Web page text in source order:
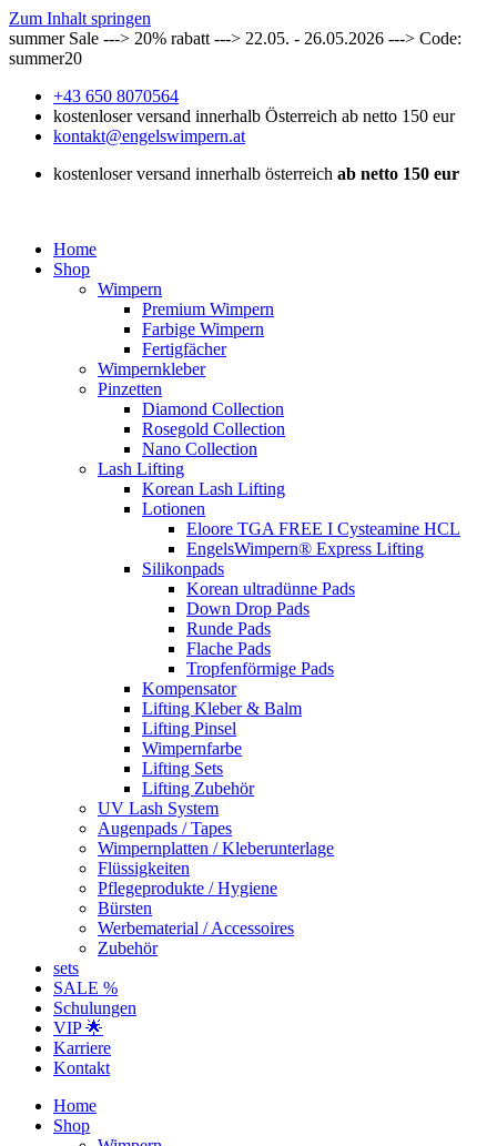
Zum Inhalt springen
summer Sale ---> 20% rabatt ---> 22.05. - 26.05.2026 ---> Code:
summer20
+43 650 8070564
kostenloser versand innerhalb Österreich ab netto 150 eur
kontakt@engelswimpern.at
kostenloser versand innerhalb österreich ab netto 150 eur
Home
Shop
Wimpern
Premium Wimpern
Farbige Wimpern
Fertigfächer
Wimpernkleber
Pinzetten
Diamond Collection
Rosegold Collection
Nano Collection
Lash Lifting
Korean Lash Lifting
Lotionen
Eloore TGA FREE I Cysteamine HCL
EngelsWimpern® Express Lifting
Silikonpads
Korean ultradünne Pads
Down Drop Pads
Runde Pads
Flache Pads
Tropfenförmige Pads
Kompensator
Lifting Kleber & Balm
Lifting Pinsel
Wimpernfarbe
Lifting Sets
Lifting Zubehör
UV Lash System
Augenpads / Tapes
Wimpernplatten / Kleberunterlage
Flüssigkeiten
Pflegeprodukte / Hygiene
Bürsten
Werbematerial / Accessoires
Zubehör
sets
SALE %
Schulungen
VIP 🌟
Karriere
Kontakt
Home
Shop